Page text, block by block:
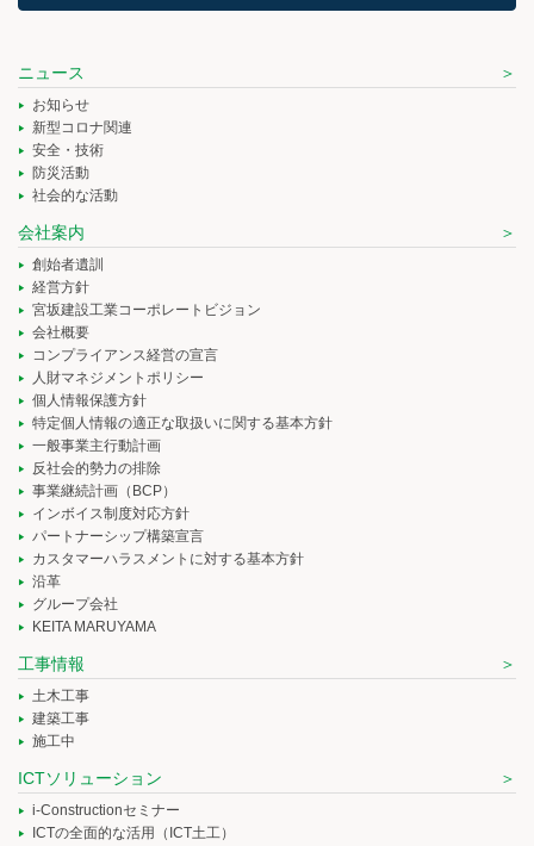
ニュース
お知らせ
新型コロナ関連
安全・技術
防災活動
社会的な活動
会社案内
創始者遺訓
経営方針
宮坂建設工業コーポレートビジョン
会社概要
コンプライアンス経営の宣言
人財マネジメントポリシー
個人情報保護方針
特定個人情報の適正な取扱いに関する基本方針
一般事業主行動計画
反社会的勢力の排除
事業継続計画（BCP）
インボイス制度対応方針
パートナーシップ構築宣言
カスタマーハラスメントに対する基本方針
沿革
グループ会社
KEITA MARUYAMA
工事情報
土木工事
建築工事
施工中
ICTソリューション
i-Constructionセミナー
ICTの全面的な活用（ICT土工）